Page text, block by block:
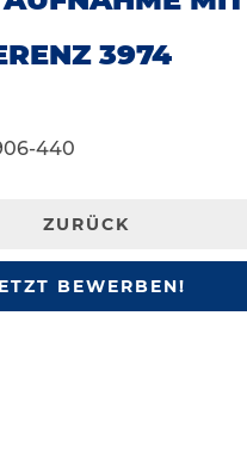
3974
440
ZURÜCK
BEWERBEN!